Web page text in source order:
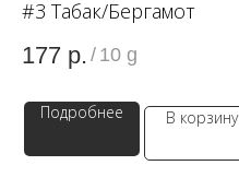
#3 Табак/Бергамот
177 р. / 10 g
Подробнее В корзину